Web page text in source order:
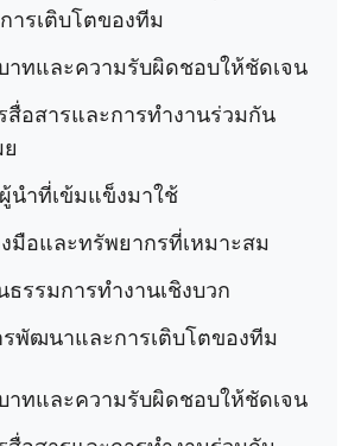
รเติบโตของทีม
าทและความรับผิดชอบให้ชัดเจน
สื่อสารและการทำงานร่วมกัน
ย
นำที่เข้มแข็งมาใช้
มือและทรัพยากรที่เหมาะสม
รรมการทำงานเชิงบวก
พัฒนาและการเติบโตของทีม
าทและความรับผิดชอบให้ชัดเจน